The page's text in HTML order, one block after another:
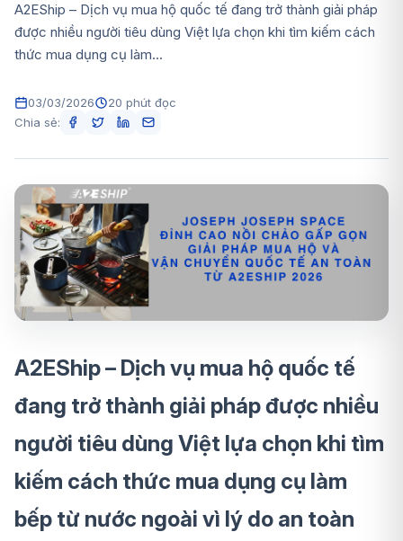
A2EShip – Dịch vụ mua hộ quốc tế đang trở thành giải pháp
được nhiều người tiêu dùng Việt lựa chọn khi tìm kiếm cách
thức mua dụng cụ làm...
03/03/2026
20 phút đọc
Chia sẻ:
A2EShip – Dịch vụ mua hộ quốc tế
đang trở thành giải pháp được nhiều
người tiêu dùng Việt lựa chọn khi tìm
kiếm cách thức mua dụng cụ làm
bếp từ nước ngoài vì lý do an toàn